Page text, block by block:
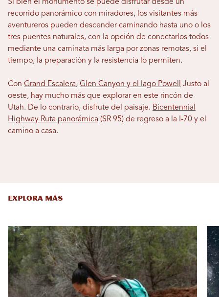
Si bien el monumento se puede disfrutar desde un
recorrido panorámico con miradores, los visitantes más
aventureros pueden descender caminando hasta uno o los
tres puentes naturales, con la opción de conectarlos todos
mediante una caminata más larga por zonas remotas, si el
tiempo, la preparación y la resistencia lo permiten.
Con Grand Escalera, Glen Canyon y el lago Powell
Justo al
oeste, hay mucho más que explorar en este rincón de
Utah. De lo contrario, disfrute del paisaje. Bicentennial
Highway Ruta panorámica (SR 95) de regreso a la I-70 y el
camino a casa.
EXPLORA MÁS